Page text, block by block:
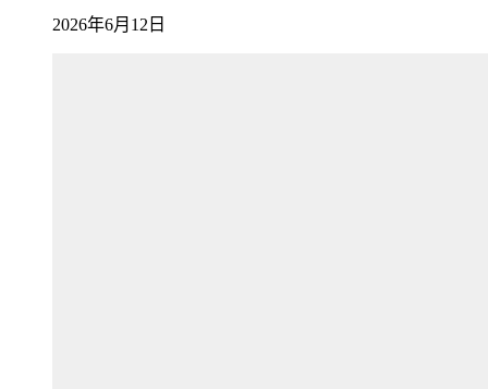
2026年6月12日